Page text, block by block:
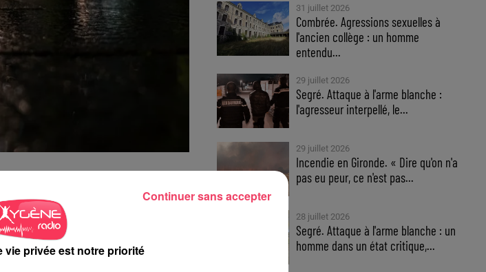
France en Mayenne.
commerces de proximité, forces vives
tourisme qui ne peuvent toujours
sanitaires.
31 juillet 2026
Combrée. Agressions sexuelles à
l'ancien collège : un homme
entendu...
29 juillet 2026
Segré. Attaque à l'arme blanche :
l'agresseur interpellé, le...
29 juillet 2026
Incendie en Gironde. « Dire qu'on n'a
pas eu peur, ce n'est pas...
28 juillet 2026
Segré. Attaque à l'arme blanche : un
homme dans un état critique,...
vie privée est notre priorité
Continuer sans accepter